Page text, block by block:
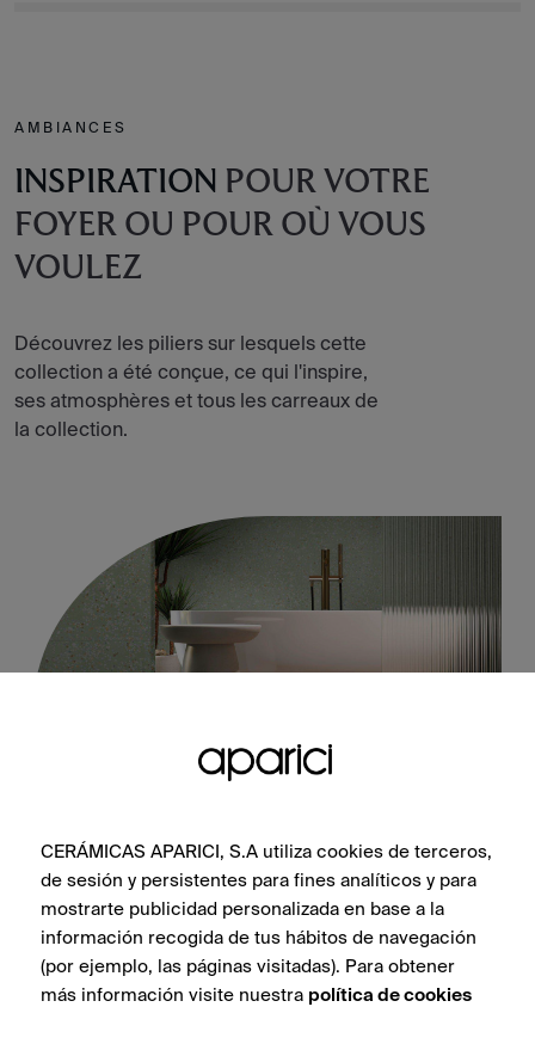
AMBIANCES
INSPIRATION POUR VOTRE
FOYER OU POUR OÙ VOUS
VOULEZ
Découvrez les piliers sur lesquels cette
collection a été conçue, ce qui l'inspire,
ses atmosphères et tous les carreaux de
la collection.
Trendy Green Natural 60X60
VOIR LA COLLECTION
CERÁMICAS APARICI, S.A utiliza cookies de terceros,
de sesión y persistentes para fines analíticos y para
mostrarte publicidad personalizada en base a la
información recogida de tus hábitos de navegación
(por ejemplo, las páginas visitadas). Para obtener
más información visite nuestra política de cookies